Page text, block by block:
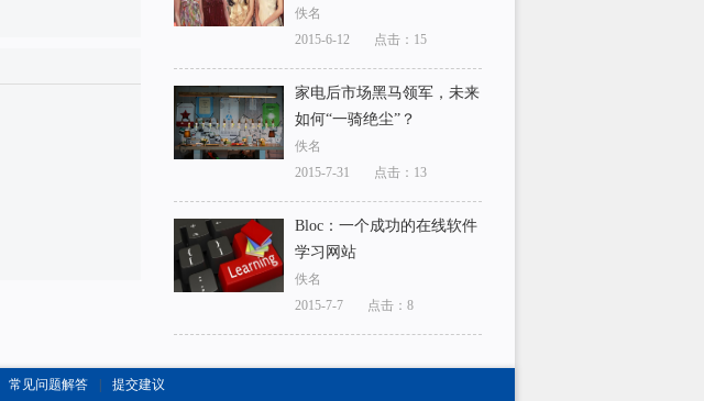
佚名
2015-6-12
点击：15
家电后市场黑马领军，未来
如何“一骑绝尘”？
佚名
2015-7-31
点击：13
Bloc：一个成功的在线软件
学习网站
佚名
2015-7-7
点击：8
常见问题解答 提交建议